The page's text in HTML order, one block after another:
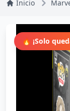
Inicio
🔥 ¡Solo